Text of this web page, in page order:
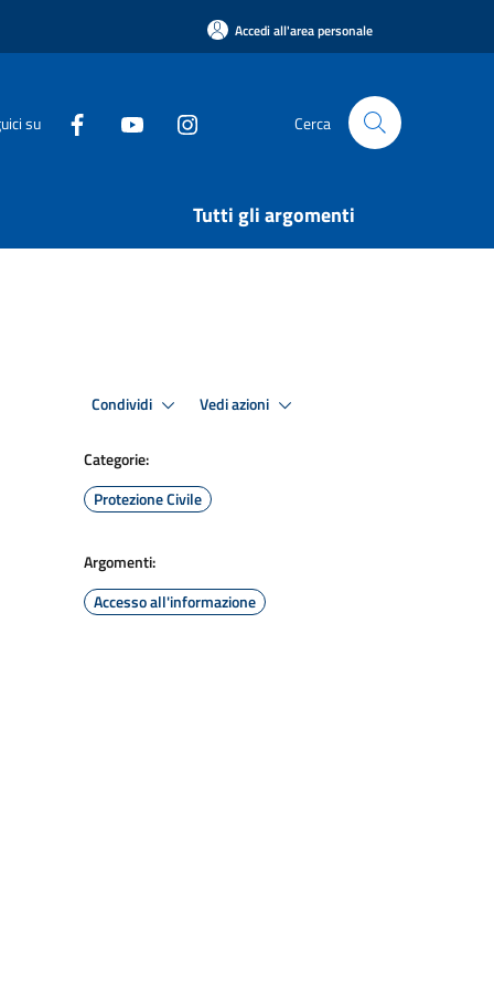
Accedi all'area personale
su Cerca
Tutti gli argomenti
Condividi Vedi azioni
Categorie:
Protezione Civile
Argomenti:
Accesso all'informazione